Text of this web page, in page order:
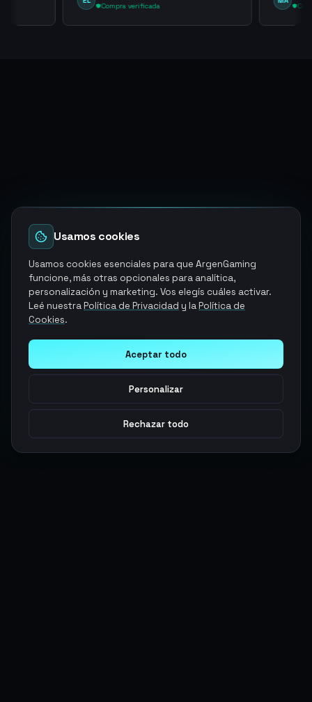
comprometer mi cuenta
Compra verificada
Usamos cookies
Usamos cookies esenciales para que ArgenGaming
funcione, más otras opcionales para analítica,
personalización y marketing. Vos elegís cuáles activar.
Leé nuestraPolítica de Privacidad y laPolítica de
Cookies.
Aceptar todo
Personalizar
Rechazar todo